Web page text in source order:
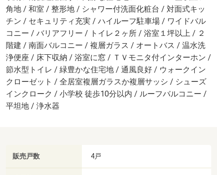
角地 / 和室 / 整形地 / シャワー付洗面化粧台 / 対面式キッ
チン / セキュリティ充実 / ハイルーフ駐車場 / ワイドバル
コニー / バリアフリー / トイレ２ヶ所 / 浴室１坪以上 / ２
階建 / 南面バルコニー / 複層ガラス / オートバス / 温水洗
浄便座 / 床下収納 / 浴室に窓 / ＴＶモニタ付インターホン /
節水型トイレ / 緑豊かな住宅地 / 通風良好 / ウォークイン
クローゼット / 全居室複層ガラスか複層サッシ / シューズ
インクローク / 小学校 徒歩10分以内 / ルーフバルコニー /
平坦地 / 浄水器
販売戸数 4戸